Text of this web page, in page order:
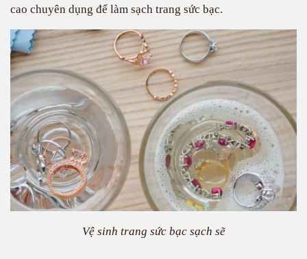
cao chuyên dụng để làm sạch trang sức bạc.
Vệ sinh trang sức bạc sạch sẽ